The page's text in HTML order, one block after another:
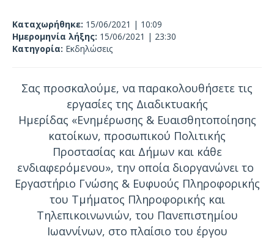
Καταχωρήθηκε: 15/06/2021 | 10:09
Ημερομηνία λήξης: 15/06/2021 | 23:30
Κατηγορία: Εκδηλώσεις
Σας προσκαλούμε, να παρακολουθήσετε τις
εργασίες της Διαδικτυακής
Ημερίδας «Ενημέρωσης & Ευαισθητοποίησης
κατοίκων, προσωπικού Πολιτικής
Προστασίας και Δήμων και κάθε
ενδιαφερόμενου», την οποία διοργανώνει το
Εργαστήριο Γνώσης & Ευφυούς Πληροφορικής
του Τμήματος Πληροφορικής και
Τηλεπικοινωνιών, του Πανεπιστημίου
Ιωαννίνων, στο πλαίσιο του έργου